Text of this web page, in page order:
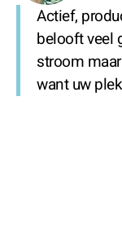
Actief,
belooft veel
stroom
want uw